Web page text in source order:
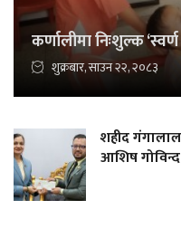
कर्णालीमा निःशुल्क
शुक्रबार, साउन २२, २०८३
शहीद गंगालाल
आशिष